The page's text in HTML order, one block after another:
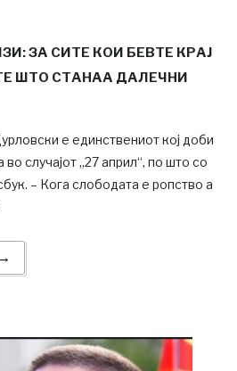
ЗА СИТЕ КОИ БЕВТЕ КРАЈ
ШТО СТАНАА ДАЛЕЧНИ
е единствениот кој доби
случајот „27 април“, по што со
– Кога слободата е ропство а